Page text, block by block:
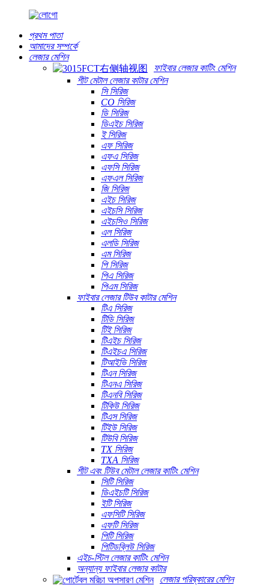
প্রথম পাতা
আমাদের সম্পর্কে
লেজার মেশিন
ফাইবার লেজার কাটিং মেশিন
শীট মেটাল লেজার কাটার মেশিন
সি সিরিজ
CO সিরিজ
ডি সিরিজ
ডিএইচ সিরিজ
ই সিরিজ
এফ সিরিজ
এফএ সিরিজ
এফসি সিরিজ
এফএল সিরিজ
জি সিরিজ
এইচ সিরিজ
এইচসি সিরিজ
এইচসিও সিরিজ
এল সিরিজ
এলডি সিরিজ
এম সিরিজ
পি সিরিজ
পিএ সিরিজ
পিএম সিরিজ
ফাইবার লেজার টিউব কাটার মেশিন
টিএ সিরিজ
টিডি সিরিজ
টিই সিরিজ
টিএইচ সিরিজ
টিএইচএ সিরিজ
টিআইভি সিরিজ
টিএন সিরিজ
টিএনএ সিরিজ
টিএনবি সিরিজ
টিকিউ সিরিজ
টিএস সিরিজ
টিইউ সিরিজ
টিউবি সিরিজ
TX সিরিজ
TXA সিরিজ
শীট এবং টিউব মেটাল লেজার কাটিং মেশিন
সিটি সিরিজ
ডিএইচটি সিরিজ
ইটি সিরিজ
এফসিটি সিরিজ
এফটি সিরিজ
পিটি সিরিজ
পিটিডব্লিউ সিরিজ
এইচ-স্টিল লেজার কাটিং মেশিন
অন্যান্য ফাইবার লেজার কাটার
লেজার পরিষ্কারের মেশিন